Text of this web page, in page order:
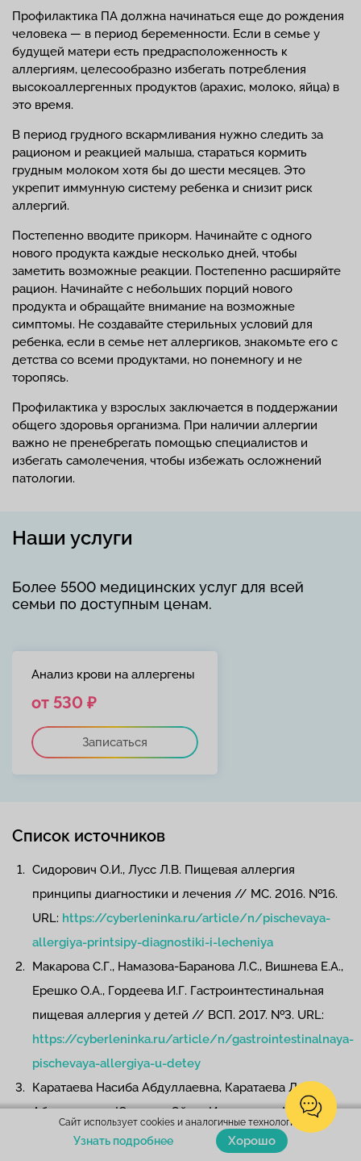
Профилактика ПА должна начинаться еще до рождения
человека — в период беременности. Если в семье у
будущей матери есть предрасположенность к
аллергиям, целесообразно избегать потребления
высокоаллергенных продуктов (арахис, молоко, яйца) в
это время.
В период грудного вскармливания нужно следить за
рационом и реакцией малыша, стараться кормить
грудным молоком хотя бы до шести месяцев. Это
укрепит иммунную систему ребенка и снизит риск
аллергий.
Постепенно вводите прикорм. Начинайте с одного
нового продукта каждые несколько дней, чтобы
заметить возможные реакции. Постепенно расширяйте
рацион. Начинайте с небольших порций нового
продукта и обращайте внимание на возможные
симптомы. Не создавайте стерильных условий для
ребенка, если в семье нет аллергиков, знакомьте его с
детства со всеми продуктами, но понемногу и не
торопясь.
Профилактика у взрослых заключается в поддержании
общего здоровья организма. При наличии аллергии
важно не пренебрегать помощью специалистов и
избегать самолечения, чтобы избежать осложнений
патологии.
Наши услуги
Более 5500 медицинских услуг для всей
семьи по доступным ценам.
Анализ крови на аллергены
от 530 ₽
Записаться
Список источников
Сидорович О.И., Лусс Л.В. Пищевая аллергия
принципы диагностики и лечения // МС. 2016. №16.
URL: https://cyberleninka.ru/article/n/pischevaya-
allergiya-printsipy-diagnostiki-i-lecheniya
Макарова С.Г., Намазова-Баранова Л.С., Вишнева Е.А.,
Ерешко О.А., Гордеева И.Г. Гастроинтестинальная
пищевая аллергия у детей // ВСП. 2017. №3. URL:
https://cyberleninka.ru/article/n/gastrointestinalnaya-
pischevaya-allergiya-u-detey
Каратаева Насиба Абдуллаевна, Каратаева Лола
Абдуллаевна, Юсупова Ойгул Ильгизовна, Иноятова
Шахноза Шухрат Кизи Пищевая аллергия (обзор) //
Сайт использует cookies и аналогичные технологии.
Узнать подробнее Хорошо